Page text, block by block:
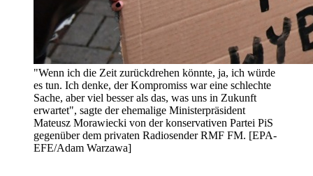
"Wenn ich die Zeit zurückdrehen könnte, ja, ich würde
es tun. Ich denke, der Kompromiss war eine schlechte
Sache, aber viel besser als das, was uns in Zukunft
erwartet", sagte der ehemalige Ministerpräsident
Mateusz Morawiecki von der konservativen Partei PiS
gegenüber dem privaten Radiosender RMF FM. [EPA-
EFE/Adam Warzawa]